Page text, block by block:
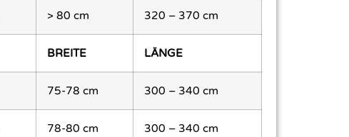
> 80 cm 320 – 370 cm
BREITE LÄNGE
75-78 cm 300 – 340 cm
78-80 cm 300 – 340 cm